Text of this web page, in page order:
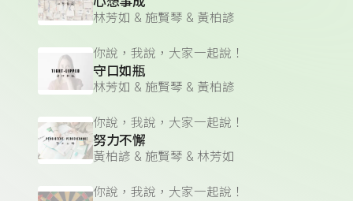
林芳如 & 施賢琴 & 黃柏諺
你說，我說，大家一起說！
守口如瓶
林芳如 & 施賢琴 & 黃柏諺
你說，我說，大家一起說！
努力不懈
黃柏諺 & 施賢琴 & 林芳如
你說，我說，大家一起說！